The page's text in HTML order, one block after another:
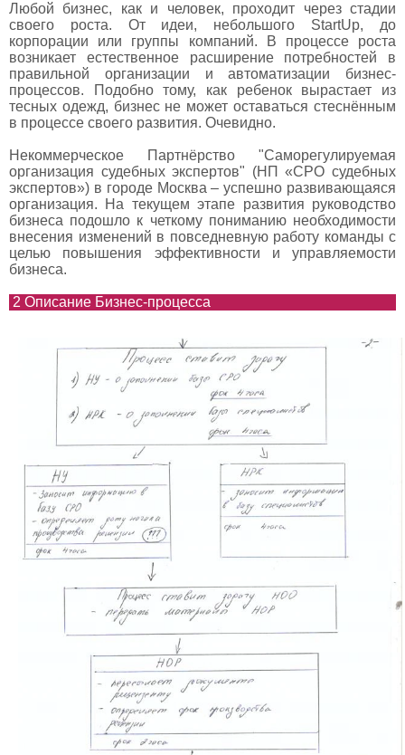
Любой бизнес, как и человек, проходит через стадии
своего роста. От идеи, небольшого StartUp, до
корпорации или группы компаний. В процессе роста
возникает естественное расширение потребностей в
правильной организации и автоматизации бизнес-
процессов. Подобно тому, как ребенок вырастает из
тесных одежд, бизнес не может оставаться стеснённым
в процессе своего развития. Очевидно.
Некоммерческое Партнёрство "Саморегулируемая
организация судебных экспертов" (НП «СРО судебных
экспертов») в городе Москва – успешно развивающаяся
организация. На текущем этапе развития руководство
бизнеса подошло к четкому пониманию необходимости
внесения изменений в повседневную работу команды с
целью повышения эффективности и управляемости
бизнеса.
2 Описание Бизнес-процесса